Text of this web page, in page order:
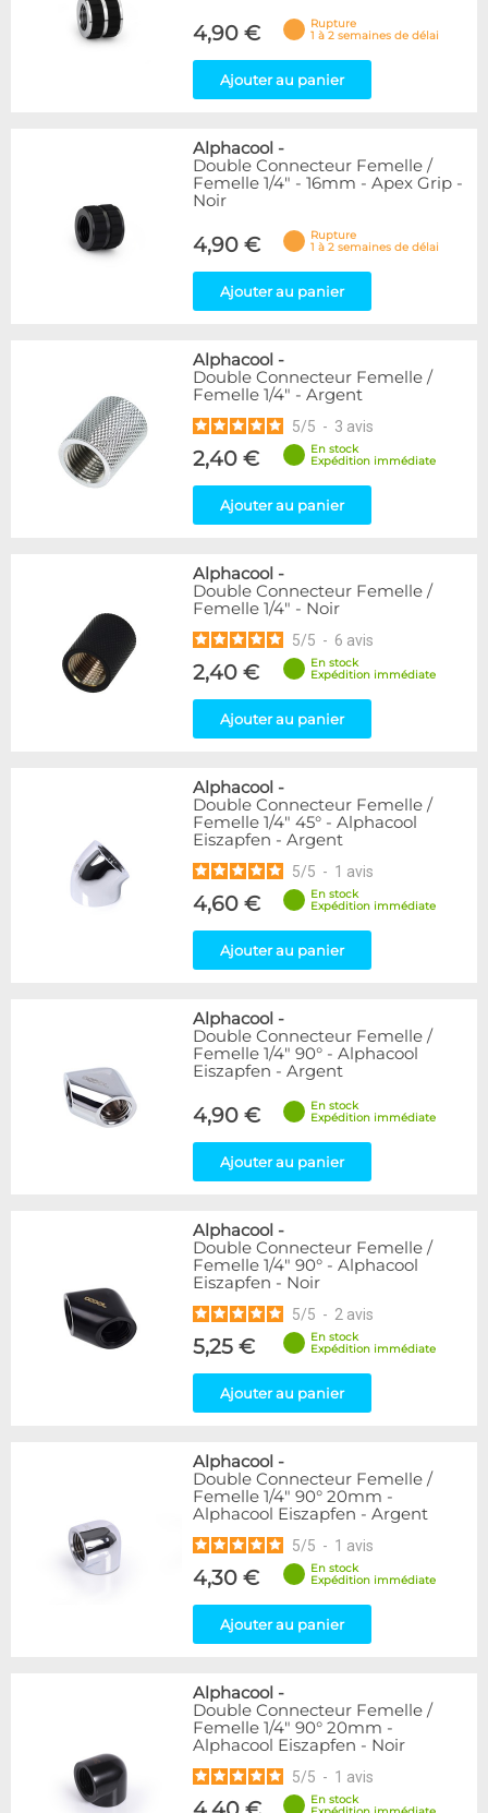
4,90 €
Rupture
1 à 2 semaines de délai
Ajouter au panier
Alphacool -
Double Connecteur Femelle /
Femelle 1/4" - 16mm - Apex Grip -
Noir
4,90 €
Rupture
1 à 2 semaines de délai
Ajouter au panier
Alphacool -
Double Connecteur Femelle /
Femelle 1/4" - Argent
5/5 - 3 avis
2,40 €
En stock
Expédition immédiate
Ajouter au panier
Alphacool -
Double Connecteur Femelle /
Femelle 1/4" - Noir
5/5 - 6 avis
2,40 €
En stock
Expédition immédiate
Ajouter au panier
Alphacool -
Double Connecteur Femelle /
Femelle 1/4" 45° - Alphacool
Eiszapfen - Argent
5/5 - 1 avis
4,60 €
En stock
Expédition immédiate
Ajouter au panier
Alphacool -
Double Connecteur Femelle /
Femelle 1/4" 90° - Alphacool
Eiszapfen - Argent
4,90 €
En stock
Expédition immédiate
Ajouter au panier
Alphacool -
Double Connecteur Femelle /
Femelle 1/4" 90° - Alphacool
Eiszapfen - Noir
5/5 - 2 avis
5,25 €
En stock
Expédition immédiate
Ajouter au panier
Alphacool -
Double Connecteur Femelle /
Femelle 1/4" 90° 20mm -
Alphacool Eiszapfen - Argent
5/5 - 1 avis
4,30 €
En stock
Expédition immédiate
Ajouter au panier
Alphacool -
Double Connecteur Femelle /
Femelle 1/4" 90° 20mm -
Alphacool Eiszapfen - Noir
5/5 - 1 avis
En stock